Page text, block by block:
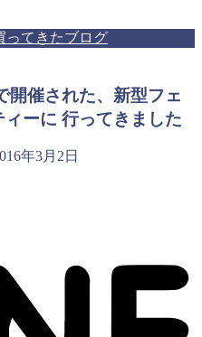
ってきたブログ
開催された、新型フェ
ーに 行ってきました
年3月2日